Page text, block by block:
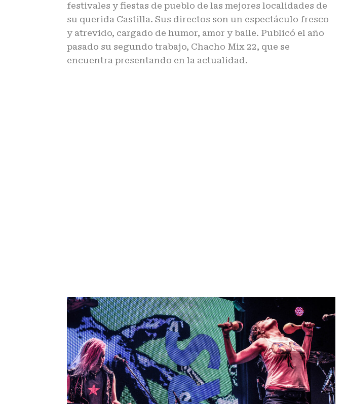
festivales y fiestas de pueblo de las mejores localidades de
su querida Castilla. Sus directos son un espectáculo fresco
y atrevido, cargado de humor, amor y baile. Publicó el año
pasado su segundo trabajo, Chacho Mix 22, que se
encuentra presentando en la actualidad.